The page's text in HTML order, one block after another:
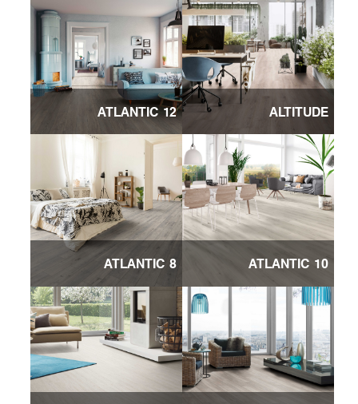
ALTITUDE
ATLANTIC 12
ATLANTIC 10
ATLANTIC 8